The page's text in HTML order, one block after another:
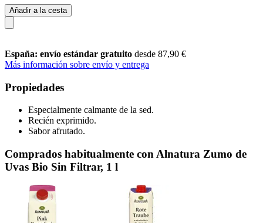
Añadir a la cesta
España: envío estándar gratuito desde 87,90 €
Más información sobre envío y entrega
Propiedades
Especialmente calmante de la sed.
Recién exprimido.
Sabor afrutado.
Comprados habitualmente con Alnatura Zumo de
Uvas Bio Sin Filtrar, 1 l